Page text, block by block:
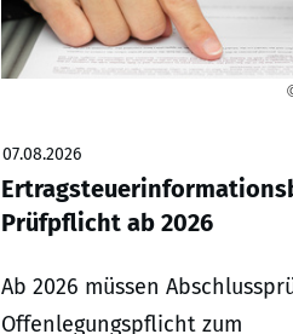
07.08.2026
Prüfpflicht ab 2026
Ab 2026 müssen
Offenlegungspflicht zum